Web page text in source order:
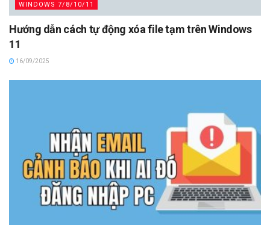
WINDOWS 7/8/10/11
Hướng dẫn cách tự động xóa file tạm trên Windows
11
16/09/2025